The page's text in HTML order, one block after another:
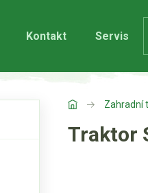
Kontakt Servis
Zahradní
Traktor